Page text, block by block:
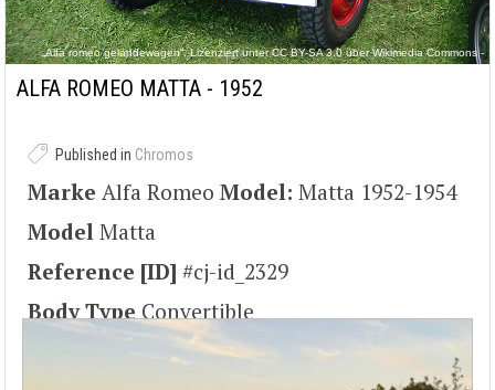
„Alfa romeo geländewagen“. Lizenziert unter CC BY-SA 3.0 über Wikimedia Commons -
https://commons.wikimedia.org/wiki/File:Alfa_romeo_gel%C3%A4ndewagen.jpg#/media/File:
ALFA ROMEO MATTA - 1952
Published in Chromos
Marke Alfa Romeo Model: Matta 1952-1954
Model Matta
Reference [ID] #cj-id_2329
Body Type Convertible